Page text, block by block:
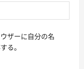
ザーに自分の名
る。